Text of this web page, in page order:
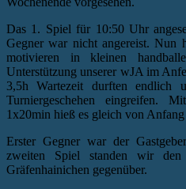
Das 1. Spiel für 10:50 Uhr
Gegner war nicht angereist. Nun
motivieren in kleinen
Unterstützung unserer wJA im
3,5h Wartezeit durften endlich
Turniergeschehen eingreifen.
1x20min hieß es gleich von
Erster Gegner war der
zweiten Spiel standen wir
Gräfenhainichen gegenüber.